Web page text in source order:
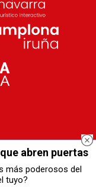
celebran
abren puertas
más poderosos del
tuyo?